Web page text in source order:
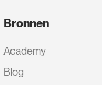
Bronnen
Academy
Blog